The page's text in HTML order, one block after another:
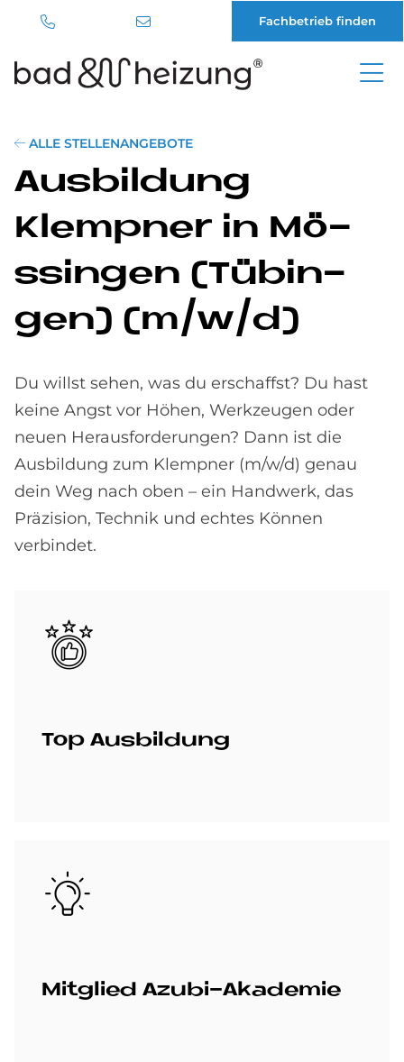
Inhalt
Fachbetrieb finden
ALLE STELLENANGEBOTE
Aus­bil­dung
Klemp­ner in Mö­
ssin­gen (Tü­bin­
gen) (m/w/d)
Du willst sehen, was du erschaffst? Du hast
keine Angst vor Höhen, Werkzeugen oder
neuen Herausforderungen? Dann ist die
Ausbildung zum Klempner (m/w/d) genau
dein Weg nach oben – ein Handwerk, das
Präzision, Technik und echtes Können
verbindet.
Bild
Top Aus­bil­dung
Bild
Mit­glied Azu­bi-Aka­de­mie